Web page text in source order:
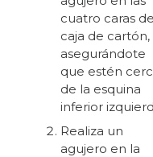
cuatro caras
caja de cartón,
asegurándote
que estén
de la esquina
inferior
Realiza un
agujero en la